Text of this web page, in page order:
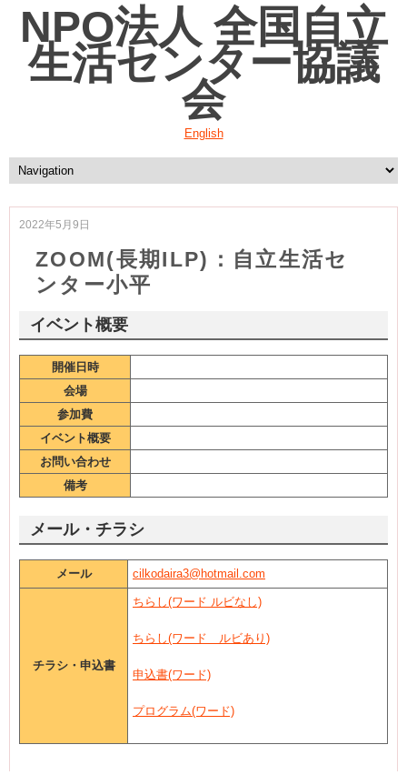
NPO法人 全国自立
生活センター協議
会
English
2022年5月9日
ZOOM(長期ILP)：自立生活セ
ンター小平
イベント概要
開催日時
会場
参加費
イベント概要
お問い合わせ
備考
メール・チラシ
メール cilkodaira3@hotmail.com
チラシ・申込書
ちらし(ワード ルビなし)
ちらし(ワード ルビあり)
申込書(ワード)
プログラム(ワード)